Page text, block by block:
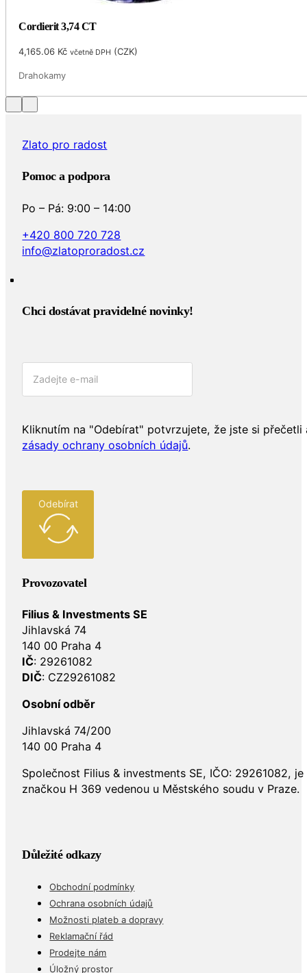
Cordierit 3,74 CT
4,165.06 Kč včetně DPH (CZK)
Drahokamy
Zlato pro radost
Pomoc a podpora
Po – Pá: 9:00 – 14:00
+420 800 720 728
info@zlatoproradost.cz
Chci dostávat pravidelné novinky!​
Kliknutím na "Odebírat" potvrzujete, že jste si přečetli
zásady ochrany osobních údajů.
Odebírat
Provozovatel
Filius & Investments SE
Jihlavská 74
140 00 Praha 4
IČ: 29261082
DIČ: CZ29261082
Osobní odběr
Jihlavská 74/200
140 00 Praha 4
Společnost Filius & investments SE, IČO: 29261082,
značkou H 369 vedenou u Městského soudu v Praze.
Důležité odkazy
Obchodní podmínky
Ochrana osobních údajů
Možnosti plateb a dopravy
Reklamační řád
Prodejte nám
Úložný prostor